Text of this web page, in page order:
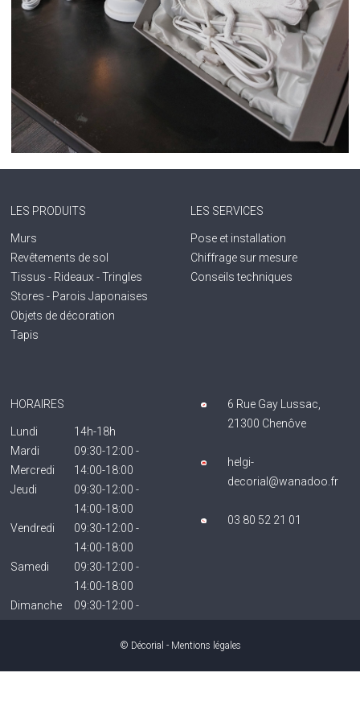
LES PRODUITS
Murs
Revêtements de sol
Tissus - Rideaux - Tringles
Stores - Parois Japonaises
Objets de décoration
Tapis
LES SERVICES
Pose et installation
Chiffrage sur mesure
Conseils techniques
HORAIRES
Lundi
14h-18h
Mardi
09:30-12:00 -
14:00-18:00
Mercredi
09:30-12:00 -
14:00-18:00
Jeudi
09:30-12:00 -
14:00-18:00
Vendredi
09:30-12:00 -
14:00-18:00
Samedi
09:30-12:00 -
Dimanche
6 Rue Gay Lussac,
21300 Chenôve
helgi-
decorial@wanadoo.fr
03 80 52 21 01
© Décorial - Mentions légales